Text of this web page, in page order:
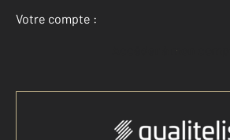
Votre compte :
Accéder à mon